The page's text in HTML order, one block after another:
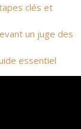
clés et
un juge des
essentiel